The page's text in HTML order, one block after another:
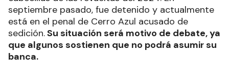
septiembre pasado, fue detenido y actualmente
está en el penal de Cerro Azul acusado de
sedición.Su situación será motivo de debate, ya
que algunos sostienen que no podrá asumir su
banca.